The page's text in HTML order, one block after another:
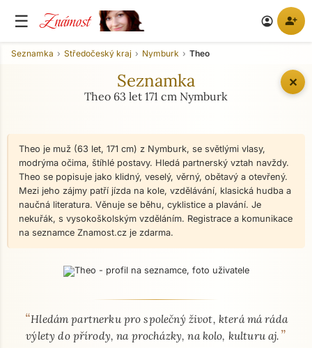
☰ Známost account_circle person_add
✕
Seznamka Středočeský kraj Nymburk Theo
Seznamka
Theo 63 let 171 cm Nymburk
Theo je muž (63 let, 171 cm) z Nymburk, se světlými vlasy,
modrýma očima, štíhlé postavy. Hledá partnerský vztah navždy.
Theo se popisuje jako klidný, veselý, věrný, obětavý a otevřený.
Mezi jeho zájmy patří jízda na kole, vzdělávání, klasická hudba a
naučná literatura. Věnuje se běhu, cyklistice a plavání. Je
nekuřák, s vysokoškolským vzděláním. Registrace a komunikace
na seznamce Znamost.cz je zdarma.
O mně - seznamka profil
“Hledám partnerku pro společný život, která má ráda
výlety do přírody, na procházky, na kolo, kulturu aj. ”